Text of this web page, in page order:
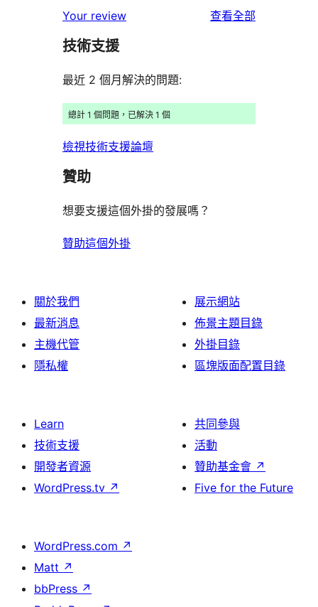
者
論
用
者
論
使
用
評
論
星
使
者
評
論
1
星
用
者
論
Your review 查看全部
論
技術支援
最近 2 個月解決的問題:
總計 1 個問題，已解決 1 個
檢視技術支援論壇
贊助
想要支援這個外掛的發展嗎？
贊助這個外掛
關於我們
最新消息
主機代管
隱私權
展示網站
佈景主題目錄
外掛目錄
區塊版面配置目錄
Learn
技術支援
開發者資源
WordPress.tv ↗
共同參與
活動
贊助基金會 ↗
Five for the Future
WordPress.com ↗
Matt ↗
bbPress ↗